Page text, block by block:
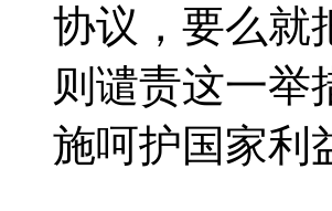
协议，要么就
则谴责这一举
施呵护国家利